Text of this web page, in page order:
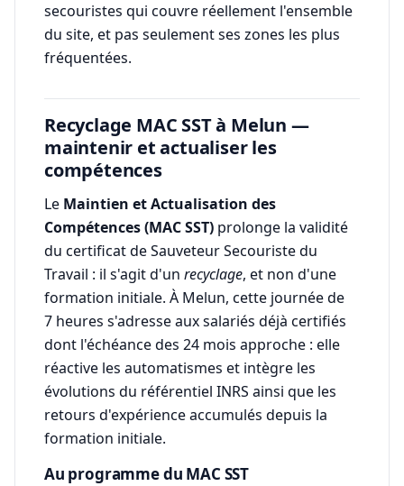
secouristes qui couvre réellement l'ensemble
du site, et pas seulement ses zones les plus
fréquentées.
Recyclage MAC SST à Melun —
maintenir et actualiser les
compétences
Le Maintien et Actualisation des
Compétences (MAC SST) prolonge la validité
du certificat de Sauveteur Secouriste du
Travail : il s'agit d'un recyclage, et non d'une
formation initiale. À Melun, cette journée de
7 heures s'adresse aux salariés déjà certifiés
dont l'échéance des 24 mois approche : elle
réactive les automatismes et intègre les
évolutions du référentiel INRS ainsi que les
retours d'expérience accumulés depuis la
formation initiale.
Au programme du MAC SST